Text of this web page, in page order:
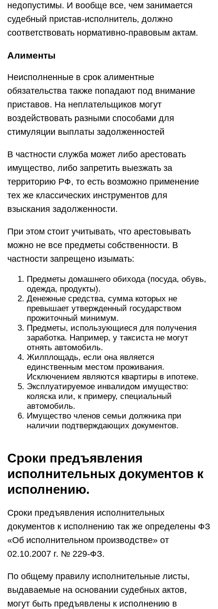
недопустимы. И вообще все, чем занимается
судебный пристав-исполнитель, должно
соответствовать нормативно-правовым актам.
Алименты
Неисполненные в срок алиментные
обязательства также попадают под внимание
приставов. На неплательщиков могут
воздействовать разными способами для
стимуляции выплаты задолженностей
В частности служба может либо арестовать
имущество, либо запретить выезжать за
территорию РФ, то есть возможно применение
тех же классических инструментов для
взыскания задолженности.
При этом стоит учитывать, что арестовывать
можно не все предметы собственности. В
частности запрещено изымать:
Предметы домашнего обихода (посуда, обувь,
одежда, продукты).
Денежные средства, сумма которых не
превышает утвержденный государством
прожиточный минимум.
Предметы, использующиеся для получения
заработка. Например, у таксиста не могут
отнять автомобиль.
Жилплощадь, если она является
единственным местом проживания.
Исключением являются квартиры в ипотеке.
Эксплуатируемое инвалидом имущество:
коляска или, к примеру, специальный
автомобиль.
Имущество членов семьи должника при
наличии подтверждающих документов.
Сроки предъявления
исполнительных документов к
исполнению.
Сроки предъявления исполнительных
документов к исполнению так же определены ФЗ
«Об исполнительном производстве» от
02.10.2007 г. № 229-ФЗ.
По общему правилу исполнительные листы,
выдаваемые на основании судебных актов,
могут быть предъявлены к исполнению в